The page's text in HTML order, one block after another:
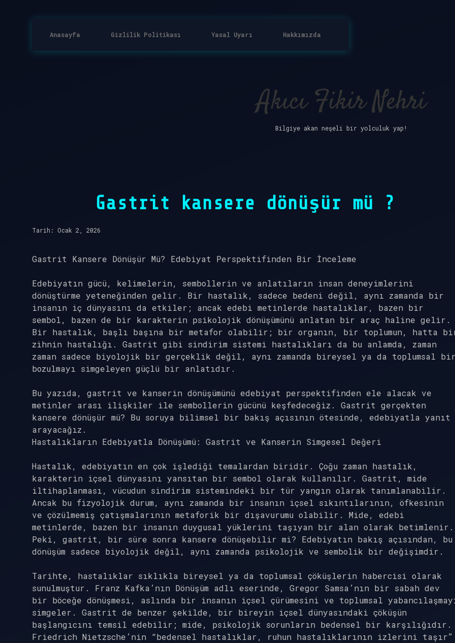
Anasayfa Gizlilik Politikası Yasal Uyarı Hakkımızda
Akıcı Fikir Nehri
Bilgiye akan neşeli bir yolculuk yap!
Gastrit kansere dönüşür mü ?
Tarih: Ocak 2, 2026
Gastrit Kansere Dönüşür Mü? Edebiyat Perspektifinden Bir İnceleme
Edebiyatın gücü, kelimelerin, sembollerin ve anlatıların insan deneyimlerini
dönüştürme yeteneğinden gelir. Bir hastalık, sadece bedeni değil, aynı zamanda bir
insanın iç dünyasını da etkiler; ancak edebi metinlerde hastalıklar, bazen bir
sembol, bazen de bir karakterin psikolojik dönüşümünü anlatan bir araç haline gelir.
Bir hastalık, başlı başına bir metafor olabilir; bir organın, bir toplumun, hatta
zihnin hastalığı. Gastrit gibi sindirim sistemi hastalıkları da bu anlamda, zaman
zaman sadece biyolojik bir gerçeklik değil, aynı zamanda bireysel ya da toplumsal
bozulmayı simgeleyen güçlü bir anlatıdır.
Bu yazıda, gastrit ve kanserin dönüşümünü edebiyat perspektifinden ele alacak ve
metinler arası ilişkiler ile sembollerin gücünü keşfedeceğiz. Gastrit gerçekten
kansere dönüşür mü? Bu soruya bilimsel bir bakış açısının ötesinde, edebiyatla yanıt
arayacağız.
Hastalıkların Edebiyatla Dönüşümü: Gastrit ve Kanserin Simgesel Değeri
Hastalık, edebiyatın en çok işlediği temalardan biridir. Çoğu zaman hastalık,
karakterin içsel dünyasını yansıtan bir sembol olarak kullanılır. Gastrit, mide
iltihaplanması, vücudun sindirim sistemindeki bir tür yangın olarak tanımlanabilir.
Ancak bu fizyolojik durum, aynı zamanda bir insanın içsel sıkıntılarının, öfkesinin
ve çözülmemiş çatışmalarının metaforik bir dışavurumu olabilir. Mide, edebi
metinlerde, bazen bir insanın duygusal yüklerini taşıyan bir alan olarak betimlenir.
Peki, gastrit, bir süre sonra kansere dönüşebilir mi? Edebiyatın bakış açısından, bu
dönüşüm sadece biyolojik değil, aynı zamanda psikolojik ve sembolik bir değişimdir.
Tarihte, hastalıklar sıklıkla bireysel ya da toplumsal çöküşlerin habercisi olarak
sunulmuştur. Franz Kafka’nın Dönüşüm adlı eserinde, Gregor Samsa’nın bir sabah dev
bir böceğe dönüşmesi, aslında bir insanın içsel çürümesini ve toplumsal
simgeler. Gastrit de benzer şekilde, bir bireyin içsel dünyasındaki çöküşün
başlangıcını temsil edebilir; mide, psikolojik sorunların bedensel bir karşılığıdır.
Friedrich Nietzsche’nin “bedensel hastalıklar, ruhun hastalıklarının izlerini taşır”